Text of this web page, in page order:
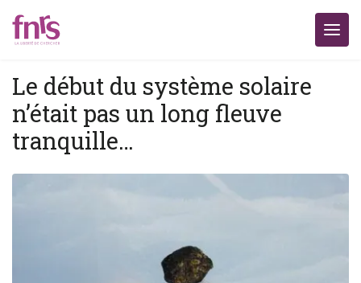
Le début du système solaire
n’était pas un long fleuve
tranquille…